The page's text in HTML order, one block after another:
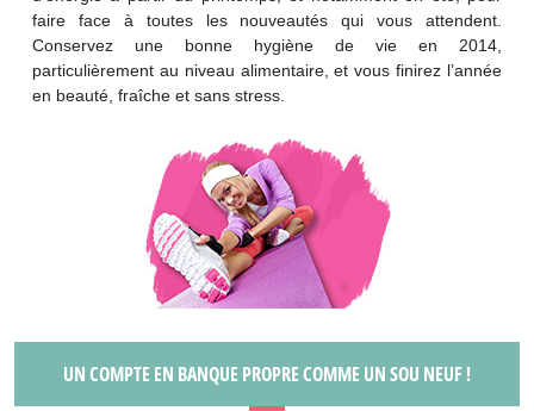
faire face à toutes les nouveautés qui vous attendent.
Conservez une bonne hygiène de vie en 2014,
particulièrement au niveau alimentaire, et vous finirez l’année
en beauté, fraîche et sans stress.
UN COMPTE EN BANQUE PROPRE COMME UN SOU NEUF !